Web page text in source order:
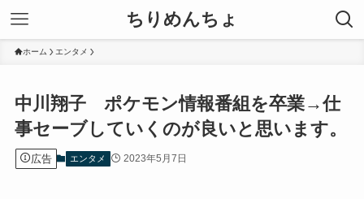
ちりめんちょ
ホーム エンタメ
中川翔子 ポケモン情報番組を卒業→仕
事セーブしていくのが良いと思います。
広告 エンタメ 2023年5月7日